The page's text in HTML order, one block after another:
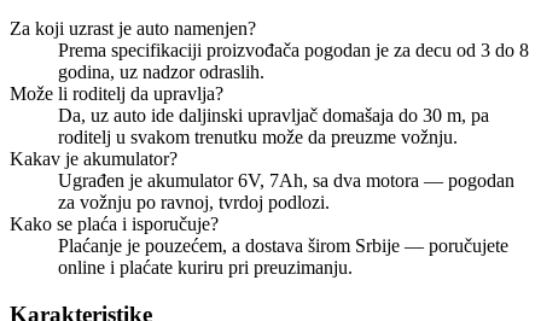
Za koji uzrast je auto namenjen?
Prema specifikaciji proizvođača pogodan je za decu od 3 do 8
godina, uz nadzor odraslih.
Može li roditelj da upravlja?
Da, uz auto ide daljinski upravljač domašaja do 30 m, pa
roditelj u svakom trenutku može da preuzme vožnju.
Kakav je akumulator?
Ugrađen je akumulator 6V, 7Ah, sa dva motora — pogodan
za vožnju po ravnoj, tvrdoj podlozi.
Kako se plaća i isporučuje?
Plaćanje je pouzećem, a dostava širom Srbije — poručujete
online i plaćate kuriru pri preuzimanju.
Karakteristike